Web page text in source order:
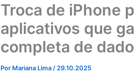
Troca de iPhone
aplicativos que
completa de
Por Mariana Lima / 29.10.2025